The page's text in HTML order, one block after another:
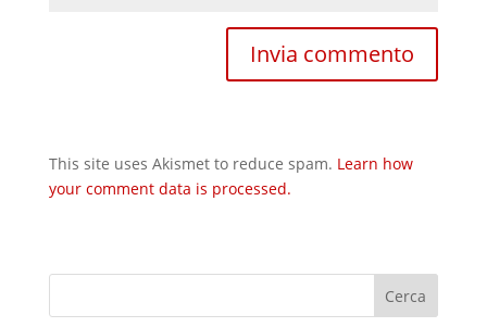
This site uses Akismet to reduce spam. Learn how
your comment data is processed.